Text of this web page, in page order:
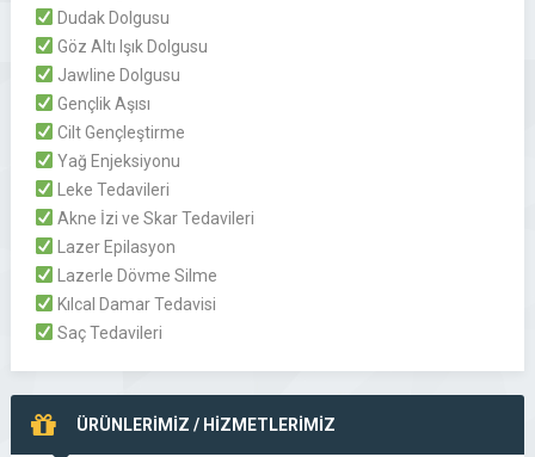
Dudak Dolgusu
Göz Altı Işık Dolgusu
Jawline Dolgusu
Gençlik Aşısı
Cilt Gençleştirme
Yağ Enjeksiyonu
Leke Tedavileri
Akne İzi ve Skar Tedavileri
Lazer Epilasyon
Lazerle Dövme Silme
Kılcal Damar Tedavisi
Saç Tedavileri
ÜRÜNLERİMİZ / HİZMETLERİMİZ